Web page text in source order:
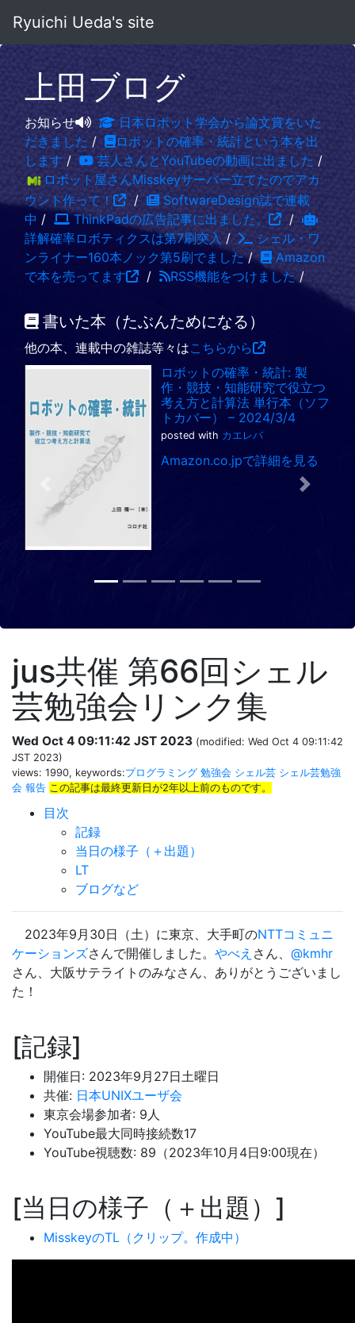
Ryuichi Ueda's site
上田ブログ
お知らせ
日本ロボット学会から論文賞をいた
だきました /
ロボットの確率・統計という本を出
します / 芸人さんとYouTubeの動画に出ました /
ロボット屋さんMisskeyサーバー立てたのでアカ
ウント作って！
/
SoftwareDesign誌で連載
中 / ThinkPadの広告記事に出ました。
/
詳解確率ロボティクスは第7刷突入 /
シェル・ワ
ンライナー160本ノック第5刷でました/
Amazon
で本を売ってます
/ RSS機能をつけました /
書いた本（たぶんためになる）
他の本、連載中の雑誌等々はこちらから
ロボットの確率・統計: 製
作・競技・知能研究で役立つ
考え方と計算法 単行本（ソフ
トカバー） – 2024/3/4
posted with カエレバ
Amazon.co.jpで詳細を見る
Previous Next
jus共催 第66回シェル
芸勉強会リンク集
Wed Oct 4 09:11:42 JST 2023 (modified: Wed Oct 4 09:11:42
JST 2023)
views: 1990, keywords:プログラミング 勉強会 シェル芸 シェル芸勉強
会 報告 この記事は最終更新日が2年以上前のものです。
目次
記録
当日の様子（＋出題）
LT
ブログなど
2023年9月30日（土）に東京、大手町のNTTコミュニ
ケーションズさんで開催しました。 やべえ さん、 @kmhr
さん、大阪サテライトのみなさん、ありがとうございまし
た！
記録
開催日: 2023年9月27日土曜日
共催: 日本UNIXユーザ会
東京会場参加者: 9人
YouTube最大同時接続数17
YouTube視聴数: 89（2023年10月4日9:00現在）
当日の様子（＋出題）
MisskeyのTL（クリップ。作成中）